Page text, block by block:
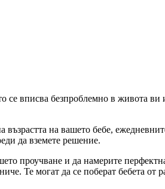
се вписва безпроблемно в живота
на вашето бебе,
да вземете решение.
проучване и да намерите
Те могат да се поберат бебета от